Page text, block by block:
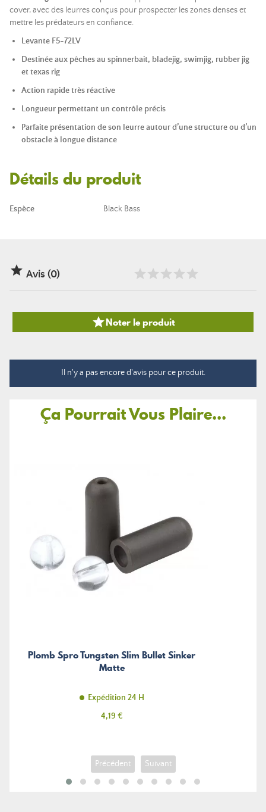
cover, avec des leurres conçus pour prospecter les zones denses et
mettre les prédateurs en confiance.
Levante F5-72LV
Destinée aux pêches au spinnerbait, bladejig, swimjig, rubber jig
et texas rig
Action rapide très réactive
Longueur permettant un contrôle précis
Parfaite présentation de son leurre autour d’une structure ou d’un
obstacle à longue distance
Détails du produit
Espèce Black Bass
 Avis (0)
Noter le produit
Il n'y a pas encore d'avis pour ce produit.
Ça Pourrait Vous Plaire...
Plomb Spro Tungsten Slim Bullet Sinker
Matte
Expédition 24 H
Prix
4,19 €
Précédent Suivant